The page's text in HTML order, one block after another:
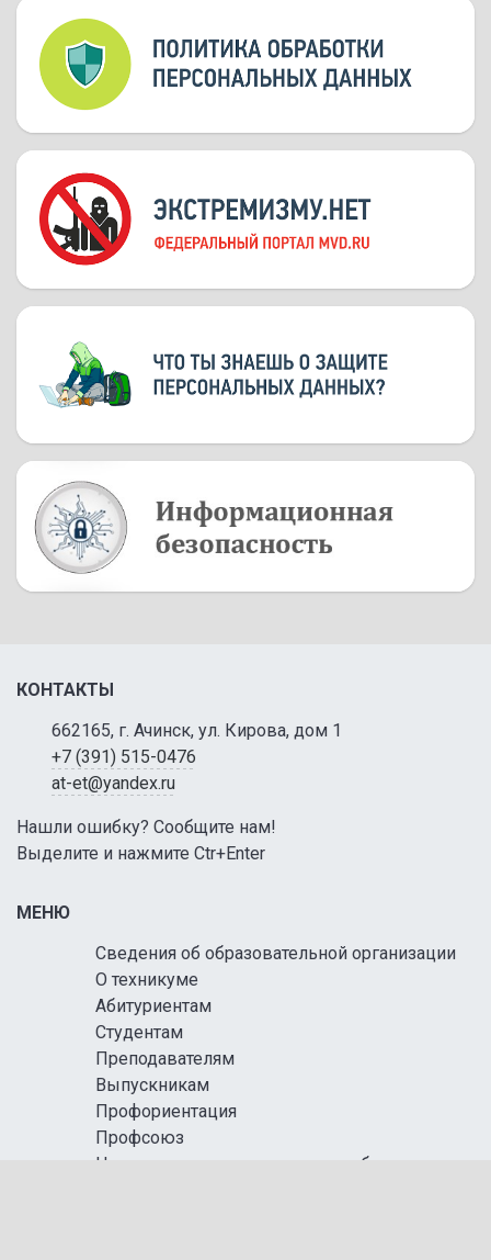
КОНТАКТЫ
662165, г. Ачинск, ул. Кирова, дом 1
+7 (391) 515-0476
at-et@yandex.ru
Нашли ошибку? Сообщите нам!
Выделите и нажмите Ctr+Enter
МЕНЮ
Сведения об образовательной организации
О техникуме
Абитуриентам
Студентам
Преподавателям
Выпускникам
Профориентация
Профсоюз
Независимая оценка качества образования